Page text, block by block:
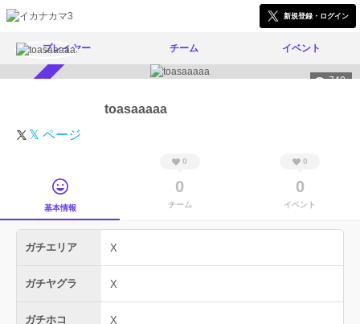
新規登録・ログイン
プレイヤー チーム イベント
740
toasaaaaa
𝕏 ページ
基本情報
0
0
チーム
0
0
イベント
ガチエリア X
ガチヤグラ X
ガチホコ X